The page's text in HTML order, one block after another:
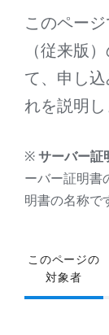
このペー
（従来版
て、申し
れを説明し
※ サーバー証
ーバー証明書
明書の名称で
このページの
対象者